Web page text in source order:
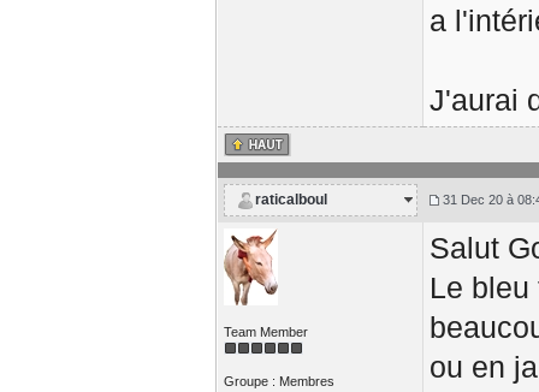
a
J'aurai
raticalboul 31 Dec 20 à
Team Member
Groupe : Membres
Salut
Le
ou en